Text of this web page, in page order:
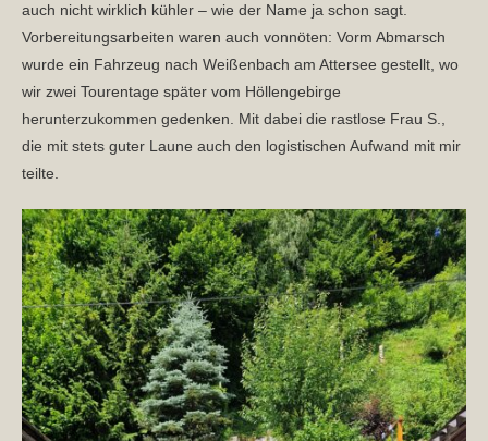
auch nicht wirklich kühler – wie der Name ja schon sagt.
Vorbereitungsarbeiten waren auch vonnöten: Vorm Abmarsch
wurde ein Fahrzeug nach Weißenbach am Attersee gestellt, wo
wir zwei Tourentage später vom Höllengebirge
herunterzukommen gedenken. Mit dabei die rastlose Frau S.,
die mit stets guter Laune auch den logistischen Aufwand mit mir
teilte.